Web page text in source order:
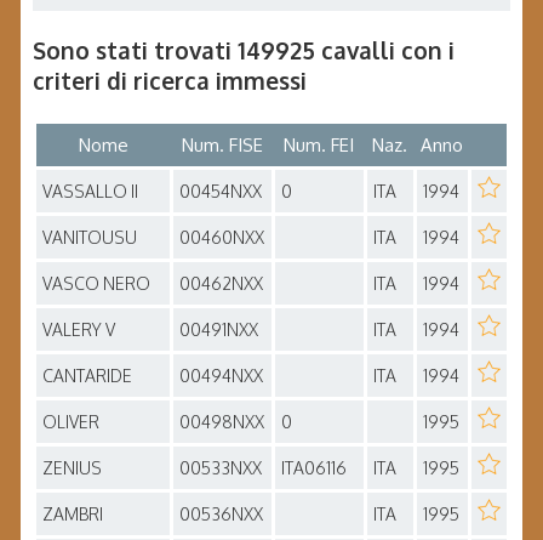
Sono stati trovati 149925 cavalli con i
criteri di ricerca immessi
Nome Num. FISE Num. FEI Naz. Anno
VASSALLO II 00454NXX 0 ITA 1994
VANITOUSU 00460NXX ITA 1994
VASCO NERO 00462NXX ITA 1994
VALERY V 00491NXX ITA 1994
CANTARIDE 00494NXX ITA 1994
OLIVER 00498NXX 0 1995
ZENIUS 00533NXX ITA06116 ITA 1995
ZAMBRI 00536NXX ITA 1995